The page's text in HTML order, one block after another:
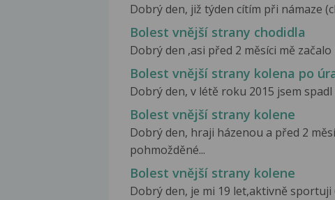
Dobrý den, již týden cítím při námaze
Bolest vnější strany chodidla
Dobrý den ,asi před 2 měsíci mě
Bolest vnější strany kolena po
Dobrý den, v létě roku 2015 jsem
Bolest vnější strany kolene
Dobrý den, hraji házenou a před 2
pohmožděné...
Bolest vnější strany kolene
Dobrý den, je mi 19 let,aktivně sportuji